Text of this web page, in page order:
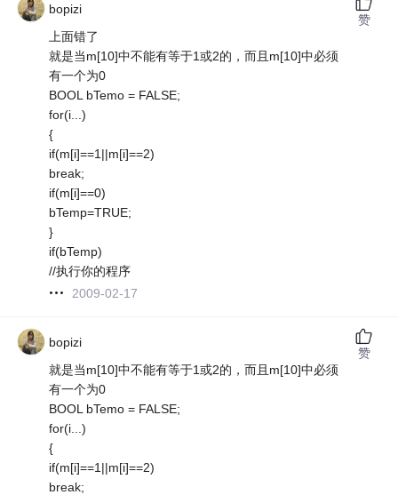
bopizi
上面错了
就是当m[10]中不能有等于1或2的，而且m[10]中必须
有一个为0
BOOL bTemo = FALSE;
for(i...)
{
if(m[i]==1||m[i]==2)
break;
if(m[i]==0)
bTemp=TRUE;
}
if(bTemp)
//执行你的程序
2009-02-17
赞
bopizi
就是当m[10]中不能有等于1或2的，而且m[10]中必须
有一个为0
BOOL bTemo = FALSE;
for(i...)
{
if(m[i]==1||m[i]==2)
break;
赞